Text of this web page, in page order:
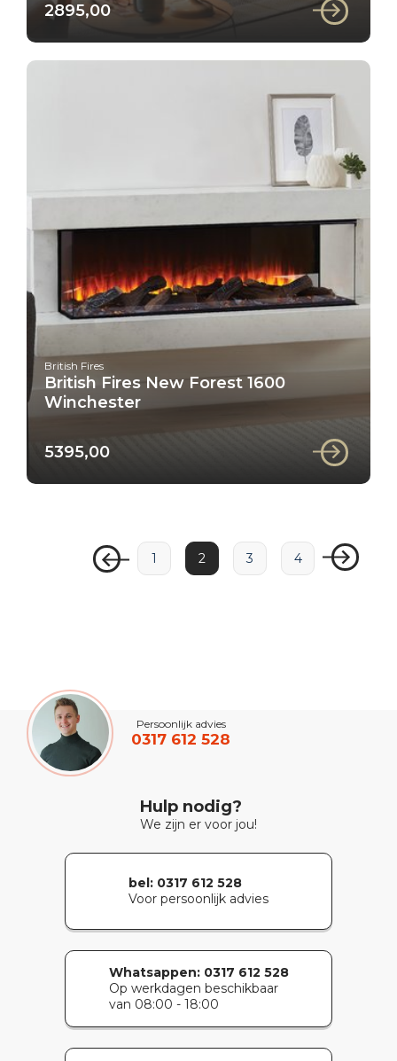
2895,00
British Fires
British Fires New Forest 1600
Winchester
5395,00
1 2 3 4
Persoonlijk advies
0317 612 528
Hulp nodig?
We zijn er voor jou!
bel: 0317 612 528
Voor persoonlijk advies
Whatsappen:0317 612 528
Op werkdagen beschikbaar
van 08:00 - 18:00